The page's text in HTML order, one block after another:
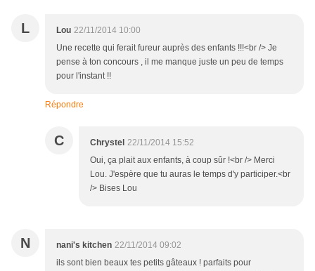
L Lou 22/11/2014 10:00
Une recette qui ferait fureur auprès des enfants !!!<br /> Je
pense à ton concours , il me manque juste un peu de temps
pour l'instant !!
Répondre
C Chrystel 22/11/2014 15:52
Oui, ça plait aux enfants, à coup sûr !<br /> Merci
Lou. J'espère que tu auras le temps d'y participer.<br
/> Bises Lou
N nani's kitchen 22/11/2014 09:02
ils sont bien beaux tes petits gâteaux ! parfaits pour